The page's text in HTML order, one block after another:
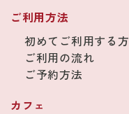
ご利用方法
初めてご利用する方
ご利用の流れ
ご予約方法
カフェ